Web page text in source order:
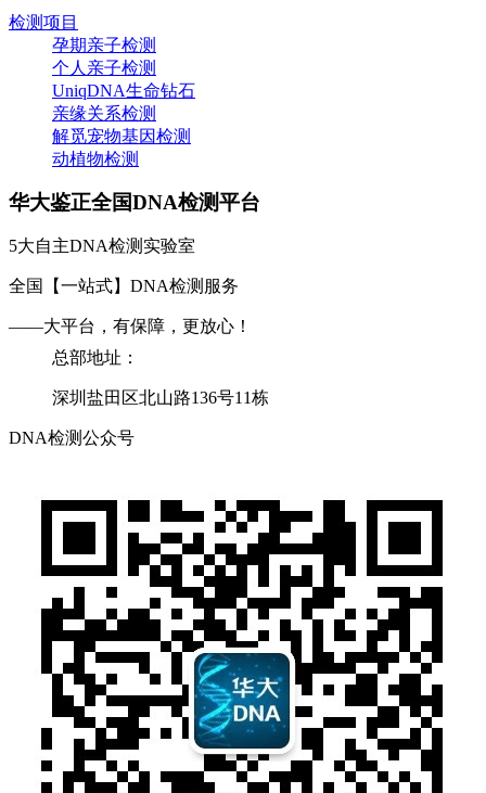
检测项目
孕期亲子检测
个人亲子检测
UniqDNA生命钻石
亲缘关系检测
解觅宠物基因检测
动植物检测
华大鉴正全国DNA检测平台
5大自主DNA检测实验室
全国【一站式】DNA检测服务
——大平台，有保障，更放心！
总部地址：
深圳盐田区北山路136号11栋
DNA检测公众号